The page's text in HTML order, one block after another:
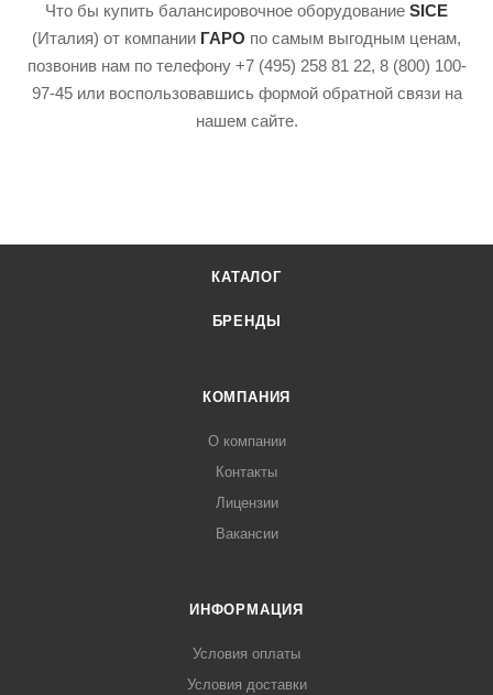
Что бы купить балансировочное оборудование SICE
(Италия) от компании ГАРО по самым выгодным ценам,
позвонив нам по телефону +7 (495) 258 81 22, 8 (800) 100-
97-45 или воспользовавшись формой обратной связи на
нашем сайте.
КАТАЛОГ
БРЕНДЫ
КОМПАНИЯ
О компании
Контакты
Лицензии
Вакансии
ИНФОРМАЦИЯ
Условия оплаты
Условия доставки